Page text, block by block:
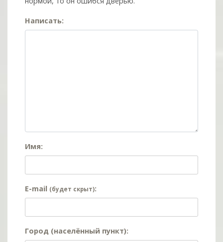
Написать:
Имя:
E-mail (будет скрыт):
Город (населённый пункт):